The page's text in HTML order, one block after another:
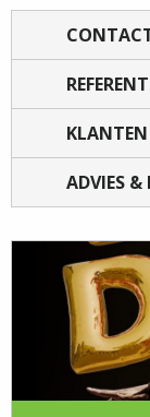
KLANTEN
ADVIES &